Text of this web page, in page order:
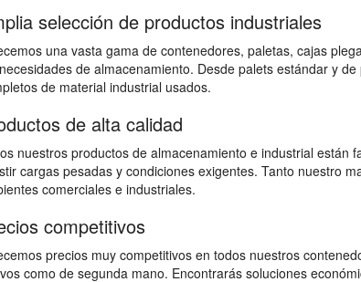
selección de productos industriales
una vasta gama de contenedores, paletas, cajas
de almacenamiento. Desde palets estándar y
de material industrial usados.
de alta calidad
nuestros productos de almacenamiento e industrial están
cargas pesadas y condiciones exigentes. Tanto nuestro
comerciales e industriales.
competitivos
precios muy competitivos en todos nuestros
como de segunda mano. Encontrarás soluciones